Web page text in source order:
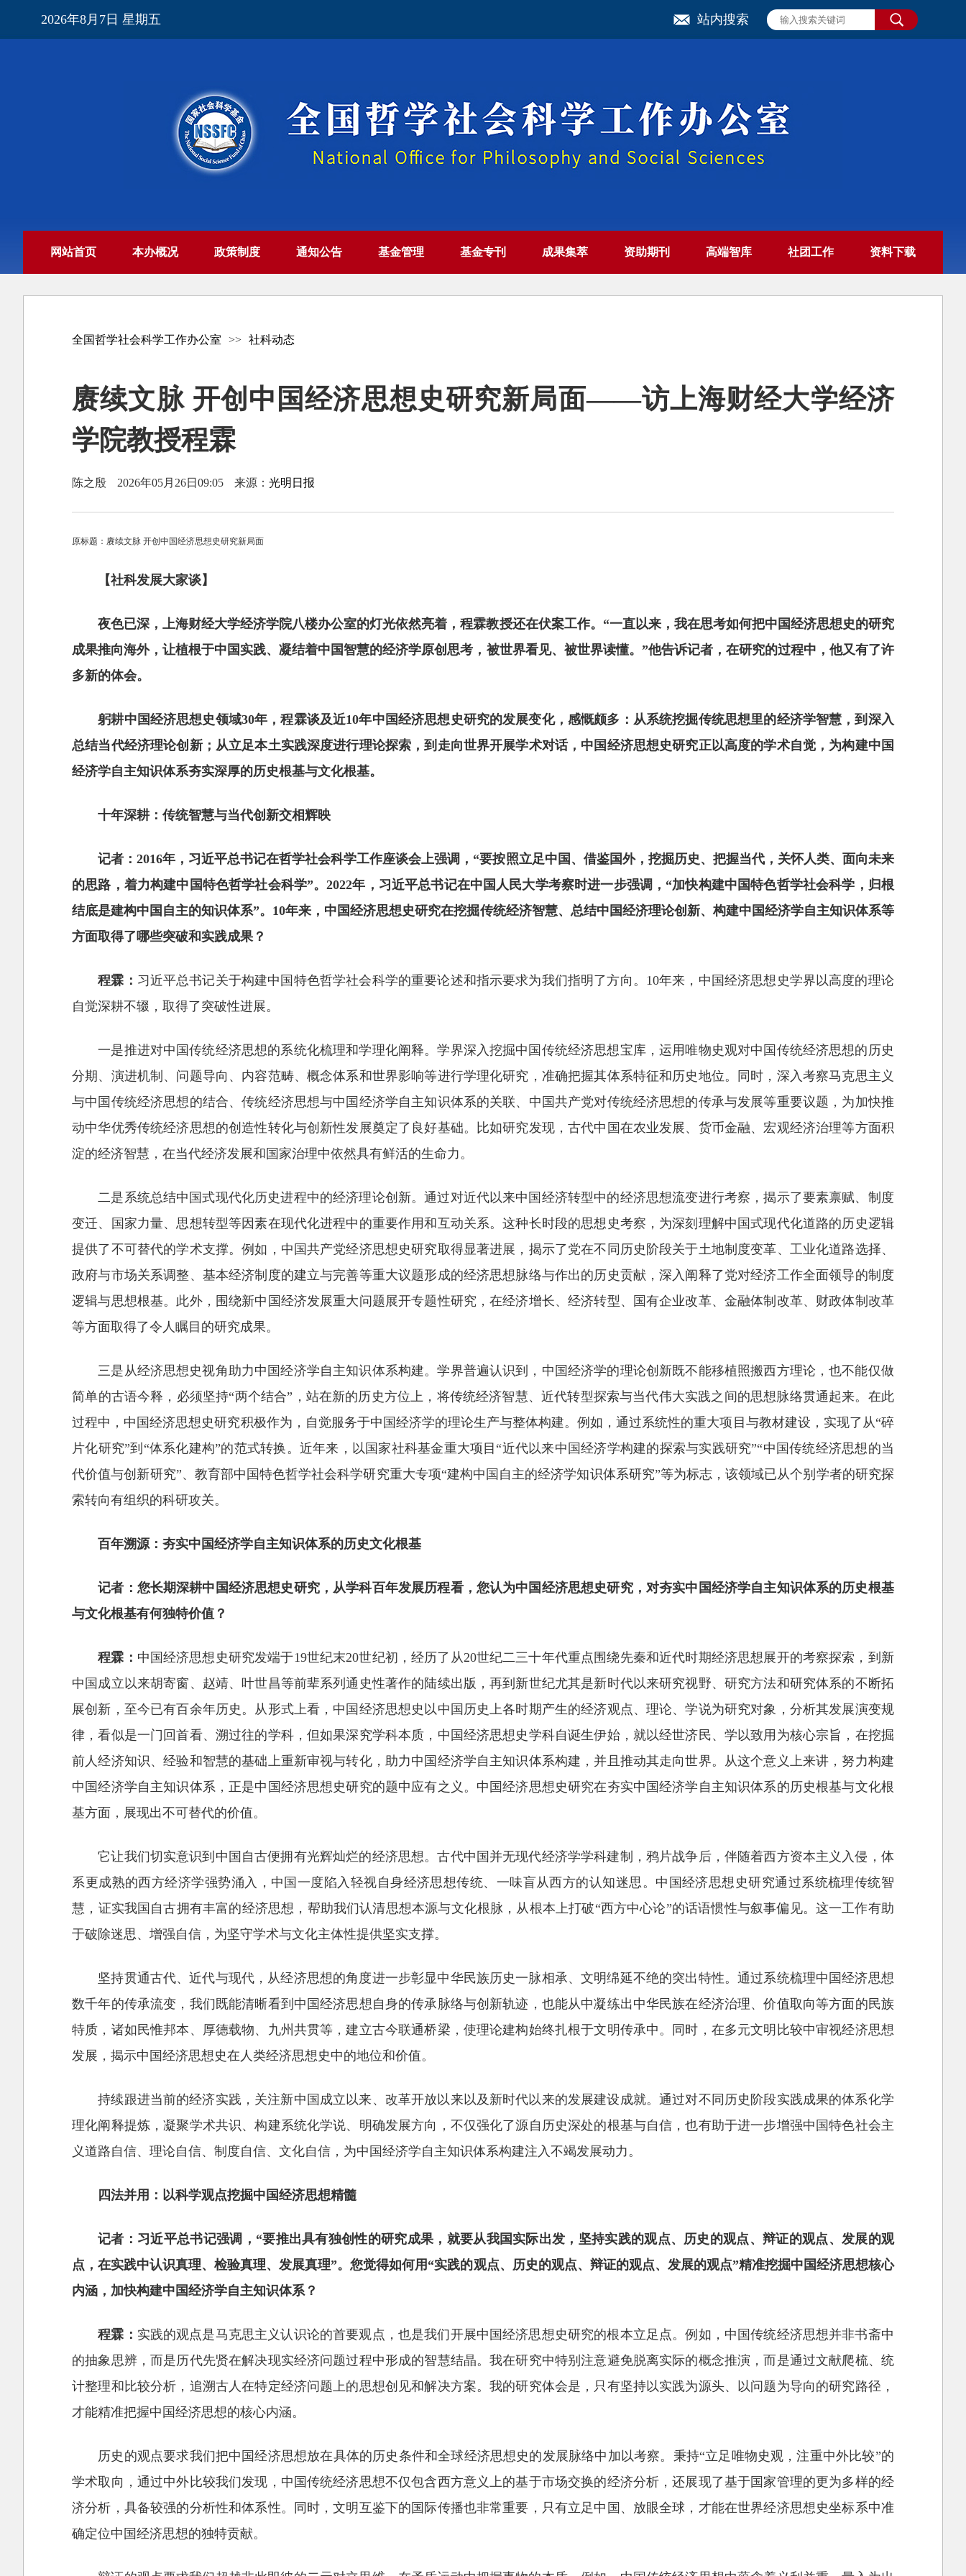
2026年8月7日 星期五 站内搜索
网站首页 本办概况 政策制度 通知公告 基金管理 基金专刊 成果集萃 资助期刊 高端智库 社团工作 资料下载
全国哲学社会科学工作办公室 >> 社科动态
赓续文脉 开创中国经济思想史研究新局面——访上海财经大学经济
学院教授程霖
陈之殷 2026年05月26日09:05 来源：光明日报
原标题：赓续文脉 开创中国经济思想史研究新局面
【社科发展大家谈】
夜色已深，上海财经大学经济学院八楼办公室的灯光依然亮着，程霖教授还在伏案工作。“一直以来，我在思考如何把中国经济思想史的研究
成果推向海外，让植根于中国实践、凝结着中国智慧的经济学原创思考，被世界看见、被世界读懂。”他告诉记者，在研究的过程中，他又有了许
多新的体会。
躬耕中国经济思想史领域30年，程霖谈及近10年中国经济思想史研究的发展变化，感慨颇多：从系统挖掘传统思想里的经济学智慧，到深入
总结当代经济理论创新；从立足本土实践深度进行理论探索，到走向世界开展学术对话，中国经济思想史研究正以高度的学术自觉，为构建中国
经济学自主知识体系夯实深厚的历史根基与文化根基。
十年深耕：传统智慧与当代创新交相辉映
记者：2016年，习近平总书记在哲学社会科学工作座谈会上强调，“要按照立足中国、借鉴国外，挖掘历史、把握当代，关怀人类、面向未来
的思路，着力构建中国特色哲学社会科学”。2022年，习近平总书记在中国人民大学考察时进一步强调，“加快构建中国特色哲学社会科学，归根
结底是建构中国自主的知识体系”。10年来，中国经济思想史研究在挖掘传统经济智慧、总结中国经济理论创新、构建中国经济学自主知识体系等
方面取得了哪些突破和实践成果？
程霖： 习近平总书记关于构建中国特色哲学社会科学的重要论述和指示要求为我们指明了方向。10年来，中国经济思想史学界以高度的理论
自觉深耕不辍，取得了突破性进展。
一是推进对中国传统经济思想的系统化梳理和学理化阐释。学界深入挖掘中国传统经济思想宝库，运用唯物史观对中国传统经济思想的历史
分期、演进机制、问题导向、内容范畴、概念体系和世界影响等进行学理化研究，准确把握其体系特征和历史地位。同时，深入考察马克思主义
与中国传统经济思想的结合、传统经济思想与中国经济学自主知识体系的关联、中国共产党对传统经济思想的传承与发展等重要议题，为加快推
动中华优秀传统经济思想的创造性转化与创新性发展奠定了良好基础。比如研究发现，古代中国在农业发展、货币金融、宏观经济治理等方面积
淀的经济智慧，在当代经济发展和国家治理中依然具有鲜活的生命力。
二是系统总结中国式现代化历史进程中的经济理论创新。通过对近代以来中国经济转型中的经济思想流变进行考察，揭示了要素禀赋、制度
变迁、国家力量、思想转型等因素在现代化进程中的重要作用和互动关系。这种长时段的思想史考察，为深刻理解中国式现代化道路的历史逻辑
提供了不可替代的学术支撑。例如，中国共产党经济思想史研究取得显著进展，揭示了党在不同历史阶段关于土地制度变革、工业化道路选择、
政府与市场关系调整、基本经济制度的建立与完善等重大议题形成的经济思想脉络与作出的历史贡献，深入阐释了党对经济工作全面领导的制度
逻辑与思想根基。此外，围绕新中国经济发展重大问题展开专题性研究，在经济增长、经济转型、国有企业改革、金融体制改革、财政体制改革
等方面取得了令人瞩目的研究成果。
三是从经济思想史视角助力中国经济学自主知识体系构建。学界普遍认识到，中国经济学的理论创新既不能移植照搬西方理论，也不能仅做
简单的古语今释，必须坚持“两个结合”，站在新的历史方位上，将传统经济智慧、近代转型探索与当代伟大实践之间的思想脉络贯通起来。在此
过程中，中国经济思想史研究积极作为，自觉服务于中国经济学的理论生产与整体构建。例如，通过系统性的重大项目与教材建设，实现了从“碎
片化研究”到“体系化建构”的范式转换。近年来，以国家社科基金重大项目“近代以来中国经济学构建的探索与实践研究”“中国传统经济思想的当
代价值与创新研究”、教育部中国特色哲学社会科学研究重大专项“建构中国自主的经济学知识体系研究”等为标志，该领域已从个别学者的研究探
索转向有组织的科研攻关。
百年溯源：夯实中国经济学自主知识体系的历史文化根基
记者：您长期深耕中国经济思想史研究，从学科百年发展历程看，您认为中国经济思想史研究，对夯实中国经济学自主知识体系的历史根基
与文化根基有何独特价值？
程霖： 中国经济思想史研究发端于19世纪末20世纪初，经历了从20世纪二三十年代重点围绕先秦和近代时期经济思想展开的考察探索，到新
中国成立以来胡寄窗、赵靖、叶世昌等前辈系列通史性著作的陆续出版，再到新世纪尤其是新时代以来研究视野、研究方法和研究体系的不断拓
展创新，至今已有百余年历史。从形式上看，中国经济思想史以中国历史上各时期产生的经济观点、理论、学说为研究对象，分析其发展演变规
律，看似是一门回首看、溯过往的学科，但如果深究学科本质，中国经济思想史学科自诞生伊始，就以经世济民、学以致用为核心宗旨，在挖掘
前人经济知识、经验和智慧的基础上重新审视与转化，助力中国经济学自主知识体系构建，并且推动其走向世界。从这个意义上来讲，努力构建
中国经济学自主知识体系，正是中国经济思想史研究的题中应有之义。中国经济思想史研究在夯实中国经济学自主知识体系的历史根基与文化根
基方面，展现出不可替代的价值。
它让我们切实意识到中国自古便拥有光辉灿烂的经济思想。古代中国并无现代经济学学科建制，鸦片战争后，伴随着西方资本主义入侵，体
系更成熟的西方经济学强势涌入，中国一度陷入轻视自身经济思想传统、一味盲从西方的认知迷思。中国经济思想史研究通过系统梳理传统智
慧，证实我国自古拥有丰富的经济思想，帮助我们认清思想本源与文化根脉，从根本上打破“西方中心论”的话语惯性与叙事偏见。这一工作有助
于破除迷思、增强自信，为坚守学术与文化主体性提供坚实支撑。
坚持贯通古代、近代与现代，从经济思想的角度进一步彰显中华民族历史一脉相承、文明绵延不绝的突出特性。通过系统梳理中国经济思想
数千年的传承流变，我们既能清晰看到中国经济思想自身的传承脉络与创新轨迹，也能从中凝练出中华民族在经济治理、价值取向等方面的民族
特质，诸如民惟邦本、厚德载物、九州共贯等，建立古今联通桥梁，使理论建构始终扎根于文明传承中。同时，在多元文明比较中审视经济思想
发展，揭示中国经济思想史在人类经济思想史中的地位和价值。
持续跟进当前的经济实践，关注新中国成立以来、改革开放以来以及新时代以来的发展建设成就。通过对不同历史阶段实践成果的体系化学
理化阐释提炼，凝聚学术共识、构建系统化学说、明确发展方向，不仅强化了源自历史深处的根基与自信，也有助于进一步增强中国特色社会主
义道路自信、理论自信、制度自信、文化自信，为中国经济学自主知识体系构建注入不竭发展动力。
四法并用：以科学观点挖掘中国经济思想精髓
记者：习近平总书记强调，“要推出具有独创性的研究成果，就要从我国实际出发，坚持实践的观点、历史的观点、辩证的观点、发展的观
点，在实践中认识真理、检验真理、发展真理”。您觉得如何用“实践的观点、历史的观点、辩证的观点、发展的观点”精准挖掘中国经济思想核心
内涵，加快构建中国经济学自主知识体系？
程霖： 实践的观点是马克思主义认识论的首要观点，也是我们开展中国经济思想史研究的根本立足点。例如，中国传统经济思想并非书斋中
的抽象思辨，而是历代先贤在解决现实经济问题过程中形成的智慧结晶。我在研究中特别注意避免脱离实际的概念推演，而是通过文献爬梳、统
计整理和比较分析，追溯古人在特定经济问题上的思想创见和解决方案。我的研究体会是，只有坚持以实践为源头、以问题为导向的研究路径，
才能精准把握中国经济思想的核心内涵。
历史的观点要求我们把中国经济思想放在具体的历史条件和全球经济思想史的发展脉络中加以考察。秉持“立足唯物史观，注重中外比较”的
学术取向，通过中外比较我们发现，中国传统经济思想不仅包含西方意义上的基于市场交换的经济分析，还展现了基于国家管理的更为多样的经
济分析，具备较强的分析性和体系性。同时，文明互鉴下的国际传播也非常重要，只有立足中国、放眼全球，才能在世界经济思想史坐标系中准
确定位中国经济思想的独特贡献。